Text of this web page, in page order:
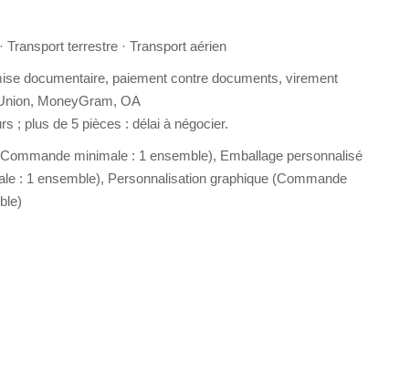
Transport terrestre · Transport aérien
documentaire, paiement contre documents, virement
MoneyGram, OA
; plus de 5 pièces : délai à négocier.
minimale : 1 ensemble), Emballage personnalisé
: 1 ensemble), Personnalisation graphique (Commande